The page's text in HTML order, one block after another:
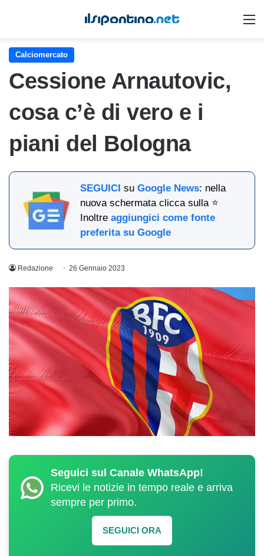
Calciomercato
Cessione Arnautovic,
cosa c’è di vero e i
piani del Bologna
SEGUICI suGoogle News: nella
nuova schermata clicca sulla ⭐
Inoltreaggiungici come fonte
preferita su Google
Redazione 26 Gennaio 2023
Seguici sul Canale WhatsApp!
Ricevi le notizie in tempo reale e arriva
sempre per primo.
SEGUICI ORA